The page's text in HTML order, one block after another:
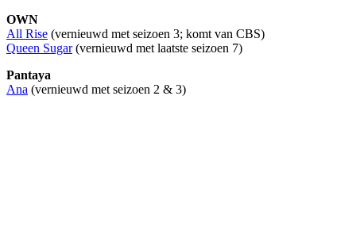
OWN
All Rise (vernieuwd met seizoen 3; komt van CBS)
Queen Sugar(vernieuwd met laatste seizoen 7)
Pantaya
Ana (vernieuwd met seizoen 2 & 3)